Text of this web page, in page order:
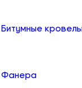
Битумные
Фанера